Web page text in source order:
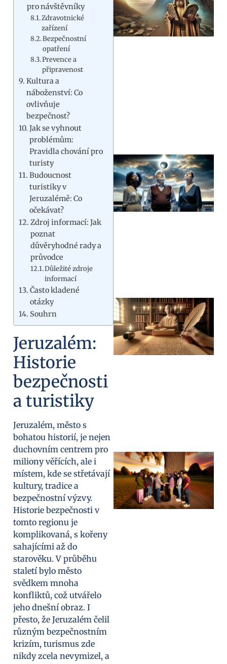
pro návštěvníky
Zdravotnické
zařízení
Bezpečnostní
opatření
Prevence a
připravenost
Kultura a
náboženství: Co
ovlivňuje
bezpečnost?
Jak se vyhnout
problémům:
Pravidla chování pro
turisty
Budoucnost
turistiky v
Jeruzalémě: Co
očekávat?
Zdroj informací: Jak
poznat
důvěryhodné rady a
průvodce
Důležité zdroje
informací
Často kladené
otázky
Souhrn
Jeruzalém:
Historie
bezpečnosti
a turistiky
Jeruzalém, město s
bohatou historií, je nejen
duchovním centrem pro
miliony věřících, ale i
místem, kde se střetávají
kultury, tradice a
bezpečnostní výzvy.
Historie bezpečnosti v
tomto regionu je
komplikovaná, s kořeny
sahajícími až do
starověku. V průběhu
staletí bylo město
svědkem mnoha
konfliktů, což utvářelo
jeho dnešní obraz. I
přesto, že Jeruzalém čelil
různým bezpečnostním
krizím, turismus zde
nikdy zcela nevymizel, a